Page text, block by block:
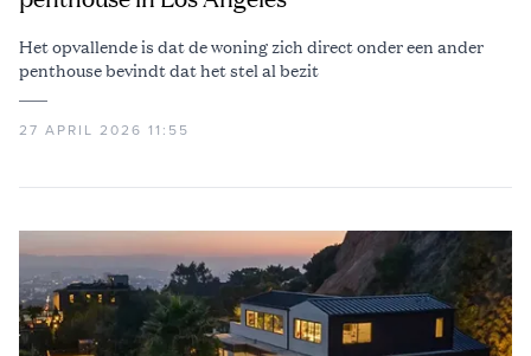
Het opvallende is dat de woning zich direct onder een ander
penthouse bevindt dat het stel al bezit
27 APRIL 2026 11:55